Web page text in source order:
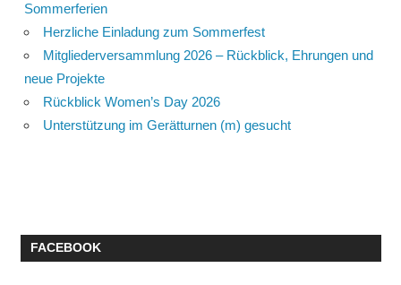
Sommerferien
Herzliche Einladung zum Sommerfest
Mitgliederversammlung 2026 – Rückblick, Ehrungen und
neue Projekte
Rückblick Women’s Day 2026
Unterstützung im Gerätturnen (m) gesucht
FACEBOOK